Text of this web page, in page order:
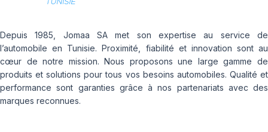
Depuis 1985, Jomaa SA met son expertise au service de
l’automobile en Tunisie. Proximité, fiabilité et innovation sont au
cœur de notre mission. Nous proposons une large gamme de
produits et solutions pour tous vos besoins automobiles. Qualité et
performance sont garanties grâce à nos partenariats avec des
marques reconnues.